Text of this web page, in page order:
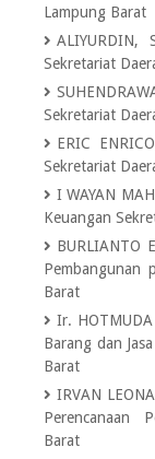
Lampung Barat
ALIYURDIN,
Sekretariat
Sekretariat
ERIC
Sekretariat
I WAYAN
Keuangan
BURLIANTO
Pembangunan
Barat
Ir.
Barang dan
Barat
IRVAN
Perencanaan
Barat